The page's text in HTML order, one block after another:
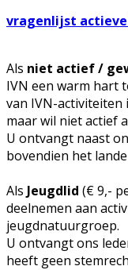
vragenlijst
Als niet actief /
IVN een warm hart
van IVN-activiteiten
maar wil niet actief
U ontvangt naast
bovendien het
Als Jeugdlid (€ 9,-
deelnemen aan
jeugdnatuurgroep.
U ontvangt ons
heeft geen